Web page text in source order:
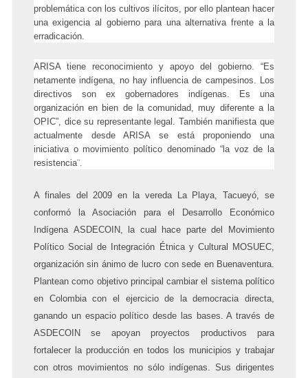
problemática con los cultivos ilícitos, por ello plantean hacer
una exigencia al gobierno para una alternativa frente a la
erradicación.
ARISA
tiene reconocimiento y apoyo del gobierno. “Es
netamente indígena, no hay influencia de campesinos. Los
directivos son ex gobernadores indígenas. Es una
organización en bien de la comunidad, muy diferente a la
OPIC”, dice su representante legal. También manifiesta que
actualmente desde ARISA se está proponiendo una
iniciativa o movimiento político denominado “la voz de la
resistencia¨.
A finales del 2009 en la vereda La Playa, Tacueyó, se
conformó la Asociación para el Desarrollo Económico
Indígena ASDECOIN, la cual hace parte del Movimiento
Político Social de Integración Étnica y Cultural MOSUEC,
organización sin ánimo de lucro con sede en Buenaventura.
Plantean como objetivo principal cambiar el sistema político
en Colombia con el ejercicio de la democracia directa,
ganando un espacio político desde las bases. A través de
ASDECOIN se apoyan proyectos productivos para
fortalecer la producción en todos los municipios y trabajar
con otros movimientos no sólo indígenas. Sus dirigentes